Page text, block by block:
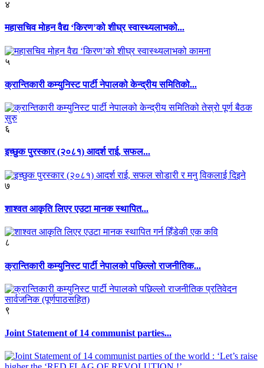
४
महासचिव मोहन वैद्य ‘किरण’को शीघ्र स्वास्थ्यलाभको...
५
क्रान्तिकारी कम्युनिस्ट पार्टी नेपालको केन्द्रीय समितिको...
६
इच्छुक पुरस्कार (२०८१) आदर्श राई, सफल...
७
शाश्वत आकृति लिएर एउटा मानक स्थापित...
८
क्रान्तिकारी कम्युनिस्ट पार्टी नेपालको पछिल्लो राजनीतिक...
९
Joint Statement of 14 communist parties...